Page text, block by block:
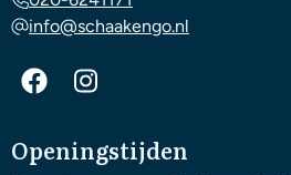
info@schaakengo.nl
Openingstijden